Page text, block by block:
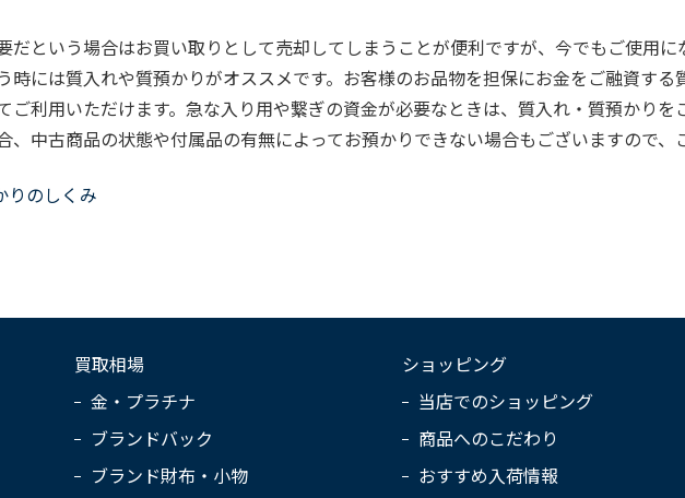
だという場合はお買い取りとして売却してしまうことが便利ですが、今でもご使用
時には質入れや質預かりがオススメです。お客様のお品物を担保にお金をご融資す
ご利用いただけます。急な入り用や繋ぎの資金が必要なときは、質入れ・質預かり
、中古商品の状態や付属品の有無によってお預かりできない場合もございますので、
りのしくみ
買取相場
金・プラチナ
ブランドバック
ブランド財布・小物
ショッピング
当店でのショッピング
商品へのこだわり
おすすめ入荷情報